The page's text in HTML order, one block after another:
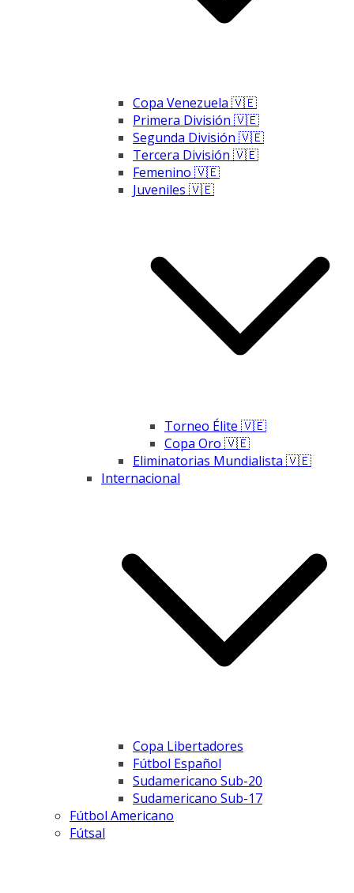
Copa Venezuela 🇻🇪
Primera División 🇻🇪
Segunda División 🇻🇪
Tercera División 🇻🇪
Femenino 🇻🇪
Juveniles 🇻🇪
Torneo Élite 🇻🇪
Copa Oro 🇻🇪
Eliminatorias Mundialista 🇻🇪
Internacional
Copa Libertadores
Fútbol Español
Sudamericano Sub-20
Sudamericano Sub-17
Fútbol Americano
Fútsal